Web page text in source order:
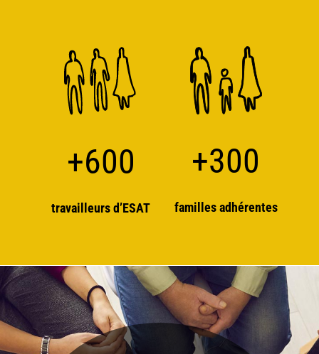
+600
travailleurs d’ESAT
+300
familles adhérentes